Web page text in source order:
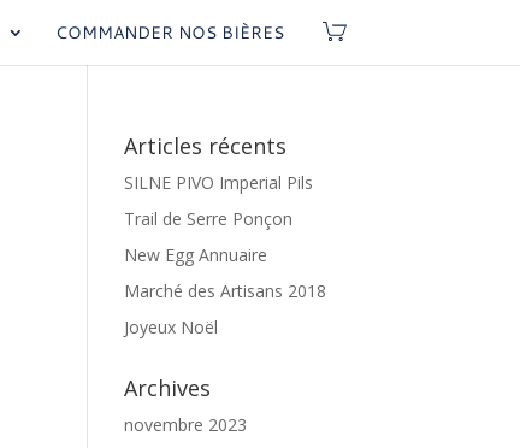
COMMANDER NOS BIÈRES
Articles récents
SILNE PIVO Imperial Pils
Trail de Serre Ponçon
New Egg Annuaire
Marché des Artisans 2018
Joyeux Noël
Archives
novembre 2023